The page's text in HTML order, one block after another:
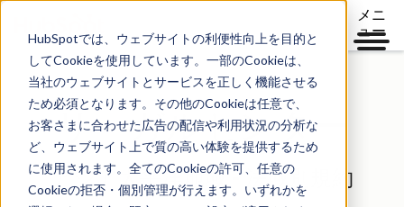
HubSpotでは、ウェブサイトの利便性向上を目的と
してCookieを使用しています。一部のCookieは、
当社のウェブサイトとサービスを正しく機能させる
ため必須となります。その他のCookieは任意で、
お客さまに合わせた広告の配信や利用状況の分析な
ど、ウェブサイト上で質の高い体験を提供するため
に使用されます。全てのCookieの許可、任意の
Cookieの拒否・個別管理が行えます。いずれかを
メニ
ュー
リーガルセンター
アジア太平洋地域 - 法域別規約